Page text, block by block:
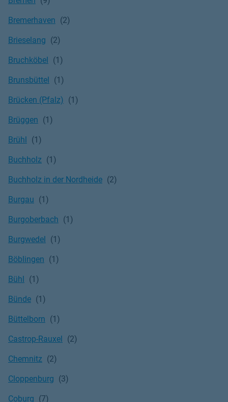
Bremerhaven
Brieselang
Bruchköbel
Brunsbüttel
Brücken (Pfalz)
Brüggen
Brühl
Buchholz
Buchholz in der Nordheide
Burgau
Burgoberbach
Burgwedel
Böblingen
Bühl
Bünde
Büttelborn
Castrop-Rauxel
Chemnitz
Cloppenburg
Coburg